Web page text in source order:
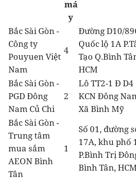
má
y
Bắc Sài Gòn -
Công ty
Pouyuen Việt
Nam
4
Đường D10/
Quốc lộ 1A
Tạo Q.Bình
HCM
Bắc Sài Gòn -
PGD Đông
Nam Củ Chi
2
Lô TT2-1 Đ D4
KCN Đông
Xã Bình Mỹ
Bắc Sài Gòn -
Trung tâm
mua sắm
AEON Bình
Tân
1
Số 01, đường
17A, khu phố
P.Bình Trị
Bình Tân,